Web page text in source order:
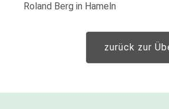
Roland Berg in Hameln
zurück zur